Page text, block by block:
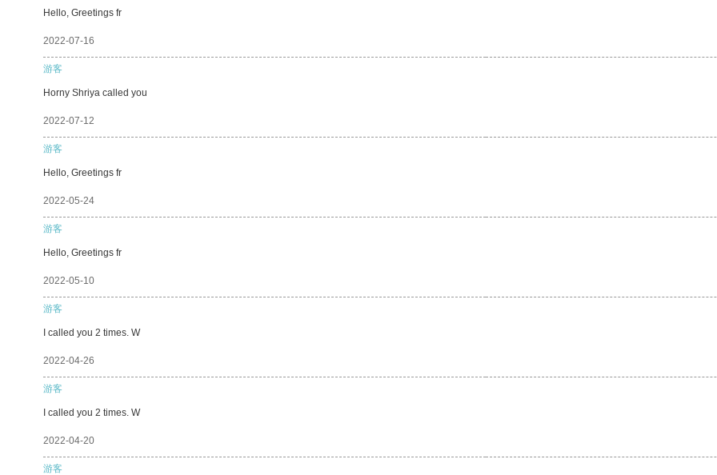
Hello, Greetings fr
2022-07-16
游客
Horny Shriya called you
2022-07-12
游客
Hello, Greetings fr
2022-05-24
游客
Hello, Greetings fr
2022-05-10
游客
I called you 2 times. W
2022-04-26
游客
I called you 2 times. W
2022-04-20
游客